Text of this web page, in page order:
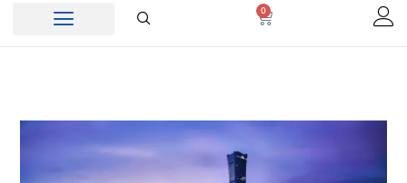
0
Handlekurv